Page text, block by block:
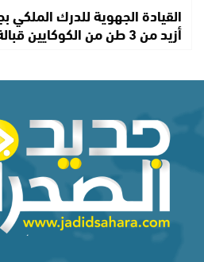
القيادة الجهوية للدرك
أزيد من 3 طن من الكوكايين قبالة…